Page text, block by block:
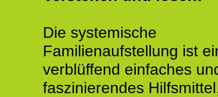
Die systemische
Familienaufstellung ist
verblüffend einfaches
faszinierendes